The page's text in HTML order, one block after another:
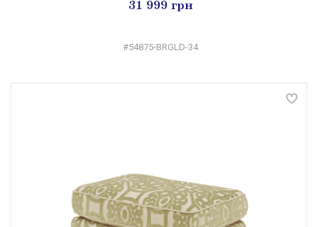
31 999 грн
#54875-BRGLD-34